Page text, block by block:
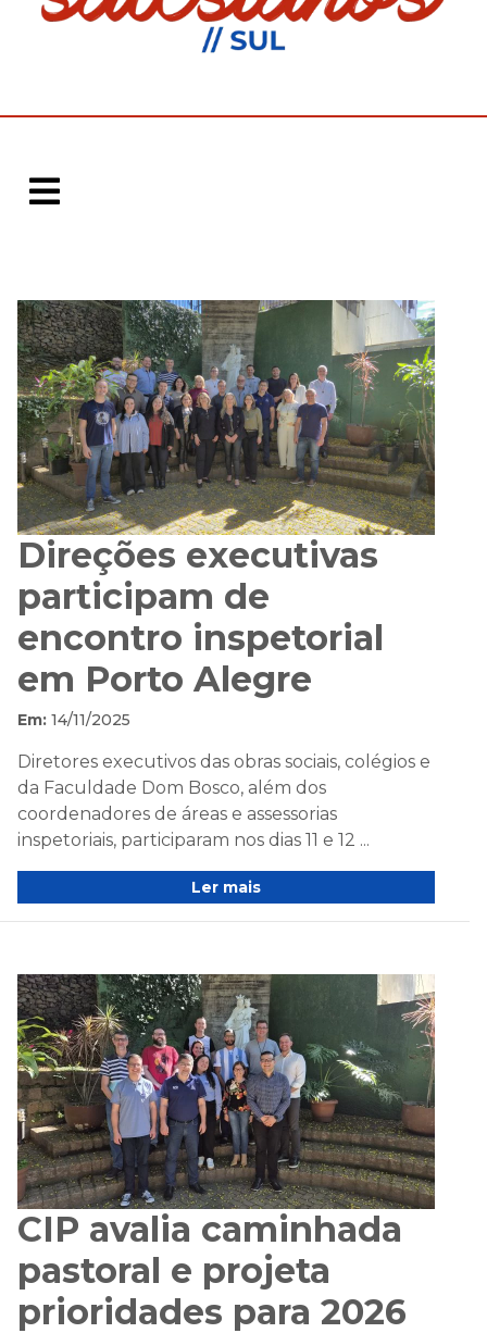
Direções executivas
participam de
encontro inspetorial
em Porto Alegre
Em: 14/11/2025
Diretores executivos das obras sociais, colégios e
da Faculdade Dom Bosco, além dos
coordenadores de áreas e assessorias
inspetoriais, participaram nos dias 11 e 12 ...
Ler mais
CIP avalia caminhada
pastoral e projeta
prioridades para 2026